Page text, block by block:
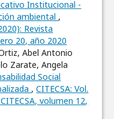
Institucional -
ambiental ,
Revista
20, año 2020
Abel Antonio
Zarate, Angela
Social
,CITECSA: Vol.
volumen 12,